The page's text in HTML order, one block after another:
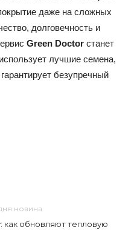
даже на сложных
долговечность и
Green Doctor станет
лучшие семена,
безупречный
новина
как обновляют тепловую